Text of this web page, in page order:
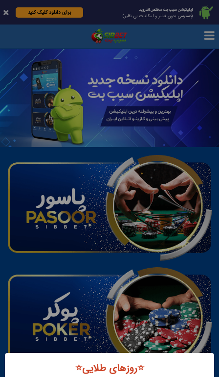
اپلیکیشن سیب بت مختص اندروید
(دسترسی بدون فیلتر و امکانات بی نظیر)
برای دانلود کلیک کنید
⭐️روزهای طلایی⭐️